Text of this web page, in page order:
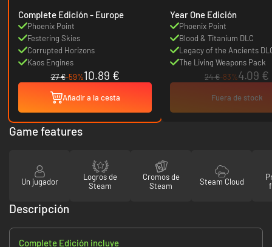
Complete Edición - Europe
Phoenix Point
Festering Skies
Corrupted Horizons
Kaos Engines
27 €-59%10.89 €
Añadir a la cesta
Year One Edición
Phoenix Point
Blood & Titanium DLC
Legacy of the Ancients
The Living Weapons Pack
24 €-83%4.09 €
Fuera de stock
Game features
Un jugador
Logros de
Steam
Cromos de
Steam
Steam Cloud
Descripción
Complete Edición incluye